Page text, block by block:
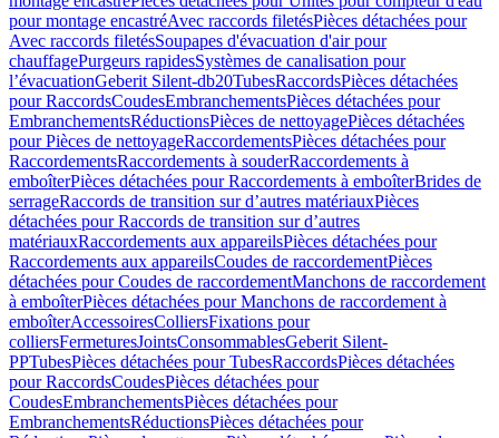
pour montage encastréAvec raccords filetésPièces détachées pour
Avec raccords filetésSoupapes d'évacuation d'air pour
chauffagePurgeurs rapidesSystèmes de canalisation pour
l’évacuationGeberit Silent-db20TubesRaccordsPièces détachées
pour RaccordsCoudesEmbranchementsPièces détachées pour
EmbranchementsRéductionsPièces de nettoyagePièces détachées
pour Pièces de nettoyageRaccordementsPièces détachées pour
RaccordementsRaccordements à souderRaccordements à
emboîterPièces détachées pour Raccordements à emboîterBrides de
serrageRaccords de transition sur d’autres matériauxPièces
détachées pour Raccords de transition sur d’autres
matériauxRaccordements aux appareilsPièces détachées pour
Raccordements aux appareilsCoudes de raccordementPièces
détachées pour Coudes de raccordementManchons de raccordement
à emboîterPièces détachées pour Manchons de raccordement à
emboîterAccessoiresColliersFixations pour
colliersFermeturesJointsConsommablesGeberit Silent-
PPTubesPièces détachées pour TubesRaccordsPièces détachées
pour RaccordsCoudesPièces détachées pour
CoudesEmbranchementsPièces détachées pour
EmbranchementsRéductionsPièces détachées pour